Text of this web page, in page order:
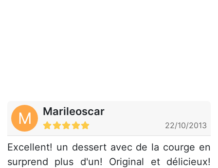
M Marileoscar
22/10/2013
Excellent! un dessert avec de la courge en
surprend plus d'un! Original et délicieux!